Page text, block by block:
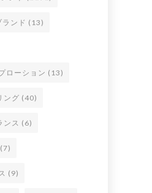
ランド (13)
ローション (13)
ング (40)
ンス (6)
(7)
(9)